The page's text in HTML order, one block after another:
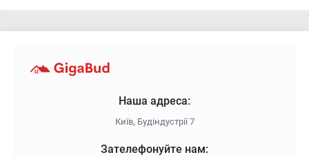
Наша адреса:
Київ, Будіндустрії 7
Зателефонуйте нам: